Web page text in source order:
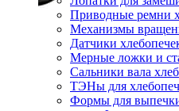
Приводные ремни
Механизмы
Датчики
Мерные ложки и
Сальники вала
ТЭНы для
Формы для